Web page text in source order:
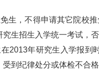
，不得申请其它院校推
生招生入学统一考试，
年研究生入学报到时
到纪律处分或体检不合